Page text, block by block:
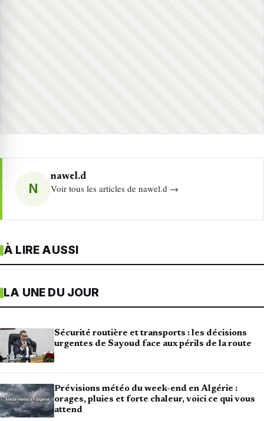
N
nawel.d
Voir tous les articles de nawel.d →
À LIRE AUSSI
LA UNE DU JOUR
Sécurité routière et transports : les décisions
urgentes de Sayoud face aux périls de la route
Prévisions météo du week-end en Algérie :
orages, pluies et forte chaleur, voici ce qui vous
attend